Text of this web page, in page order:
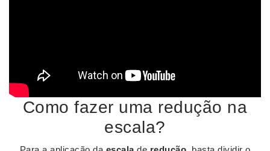
Como fazer uma redução na
escala?